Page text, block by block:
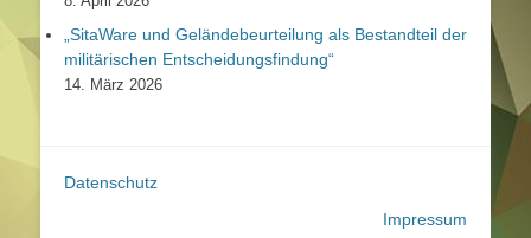
„SitaWare und Geländebeurteilung als Bestandteil der
militärischen Entscheidungsfindung“
14. März 2026
Datenschutz
Impressum